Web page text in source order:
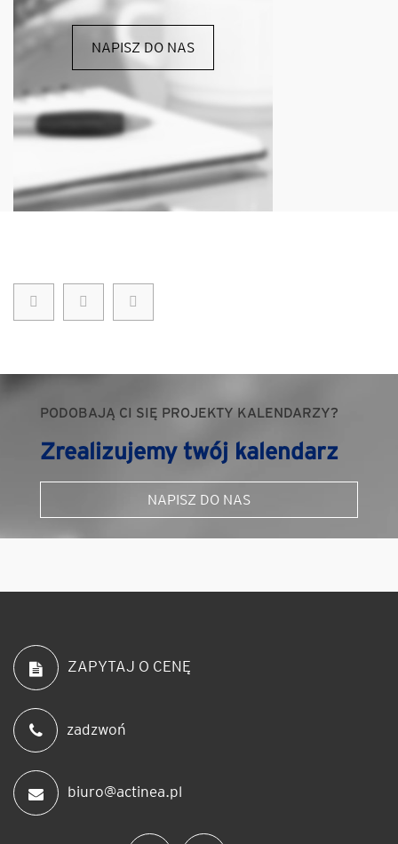
NAPISZ DO NAS
PODOBAJĄ CI SIĘ PROJEKTY KALENDARZY?
Zrealizujemy twój kalendarz
NAPISZ DO NAS
ZAPYTAJ O CENĘ
zadzwoń
biuro@actinea.pl